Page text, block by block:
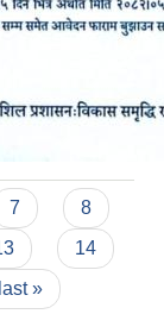
7
8
14
last »